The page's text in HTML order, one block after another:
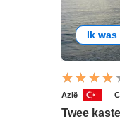
Ik was
Azië
Twee